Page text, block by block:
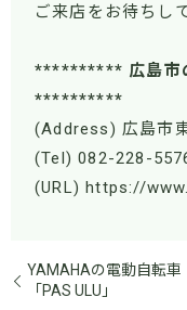
ご来店をお待ちし
********** 広島市
**********
(Address) 広島市
(Tel) 082-228-
(URL) https://
YAMAHAの電動自転車
「PAS ULU」